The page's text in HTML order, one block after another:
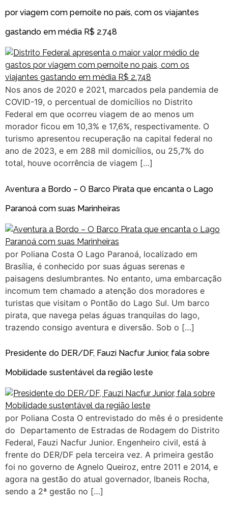
por viagem com pernoite no país, com os viajantes
gastando em média R$ 2.748
Nos anos de 2020 e 2021, marcados pela pandemia de
COVID-19, o percentual de domicílios no Distrito
Federal em que ocorreu viagem de ao menos um
morador ficou em 10,3% e 17,6%, respectivamente. O
turismo apresentou recuperação na capital federal no
ano de 2023, e em 288 mil domicílios, ou 25,7% do
total, houve ocorrência de viagem […]
Aventura a Bordo – O Barco Pirata que encanta o Lago
Paranoá com suas Marinheiras
por Poliana Costa O Lago Paranoá, localizado em
Brasília, é conhecido por suas águas serenas e
paisagens deslumbrantes. No entanto, uma embarcação
incomum tem chamado a atenção dos moradores e
turistas que visitam o Pontão do Lago Sul. Um barco
pirata, que navega pelas águas tranquilas do lago,
trazendo consigo aventura e diversão. Sob o […]
Presidente do DER/DF, Fauzi Nacfur Junior, fala sobre
Mobilidade sustentável da região leste
por Poliana Costa O entrevistado do mês é o presidente
do Departamento de Estradas de Rodagem do Distrito
Federal, Fauzi Nacfur Junior. Engenheiro civil, está à
frente do DER/DF pela terceira vez. A primeira gestão
foi no governo de Agnelo Queiroz, entre 2011 e 2014, e
agora na gestão do atual governador, Ibaneis Rocha,
sendo a 2ª gestão no […]